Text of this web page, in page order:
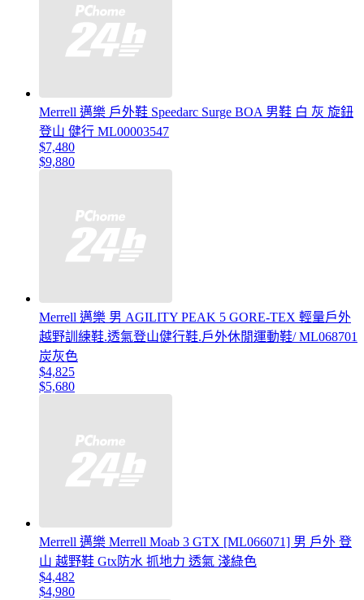
Merrell 邁樂 戶外鞋 Speedarc Surge BOA 男鞋 白 灰 旋鈕
登山 健行 ML00003547
$7,480
$9,880
Merrell 邁樂 男 AGILITY PEAK 5 GORE-TEX 輕量戶外
越野訓練鞋.透氣登山健行鞋.戶外休閒運動鞋/ ML068701
炭灰色
$4,825
$5,680
Merrell 邁樂 Merrell Moab 3 GTX [ML066071] 男 戶外 登
山 越野鞋 Gtx防水 抓地力 透氣 淺綠色
$4,482
$4,980